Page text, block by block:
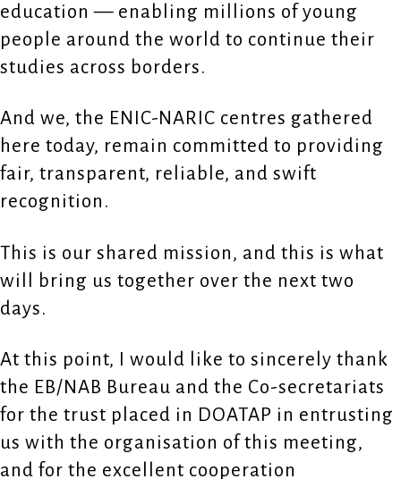
education — enabling millions of young
people around the world to continue their
studies across borders.
And we, the ENIC-NARIC centres gathered
here today, remain committed to providing
fair, transparent, reliable, and swift
recognition.
This is our shared mission, and this is what
will bring us together over the next two
days.
At this point, I would like to sincerely thank
the EB/NAB Bureau and the Co-secretariats
for the trust placed in DOATAP in entrusting
us with the organisation of this meeting,
and for the excellent cooperation